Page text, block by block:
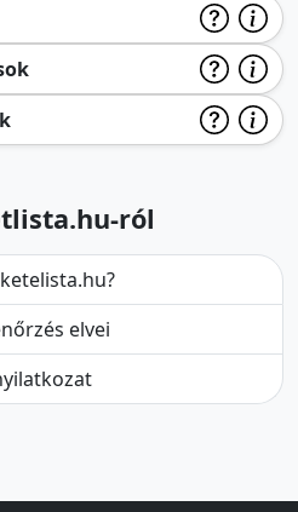
ról
elvei